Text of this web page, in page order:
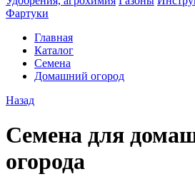
Фартуки
Главная
Каталог
Семена
Домашний огород
Назад
Семена для
огорода